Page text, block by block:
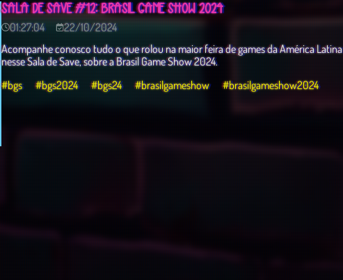
SALA DE SAVE #12: BRASIL GAME SHOW 2024
01:27:04
22/10/2024
Acompanhe conosco tudo o que rolou na maior feira de games da América Latina
nesse Sala de Save, sobre a Brasil Game Show 2024.
#bgs
#bgs2024 #bgs24 #brasilgameshow #brasilgameshow2024